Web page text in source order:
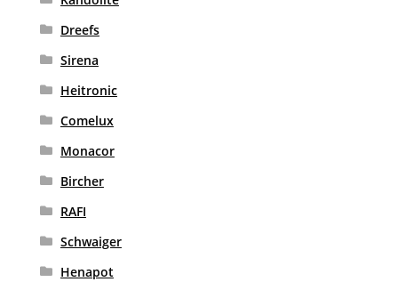
Dreefs
Sirena
Heitronic
Comelux
Monacor
Bircher
RAFI
Schwaiger
Henapot